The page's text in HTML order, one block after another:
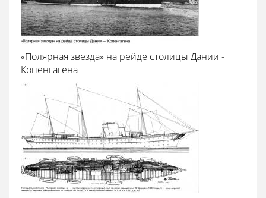
«Полярная звезда» на рейде столицы Дании -
Копенгагена